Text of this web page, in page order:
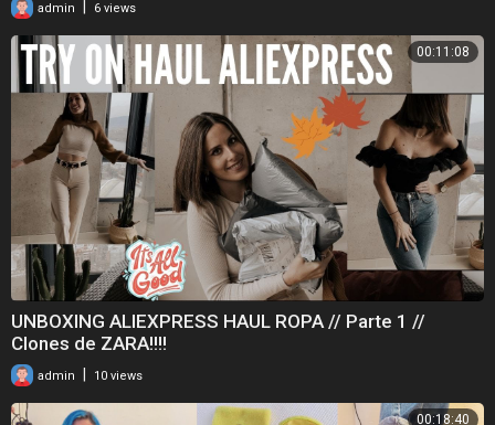
admin 6 views
00:11:08
UNBOXING ALIEXPRESS HAUL ROPA // Parte 1 //
Clones de ZARA!!!!
admin 10 views
00:18:40